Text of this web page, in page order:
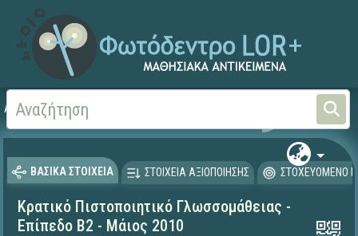
Αρχική Ξένες Γλώσσες -
ΒΑΣΙΚΑ ΣΤΟΙΧΕΙΑ ΣΤΟΙΧΕΙΑ ΑΞΙΟΠΟΙΗΣΗΣ ΣΤΟΧΕΥΟΜΕΝΟ
Κρατικό Πιστοποιητικό Γλωσσομάθειας -
Επίπεδο Β2 - Μάιος 2010